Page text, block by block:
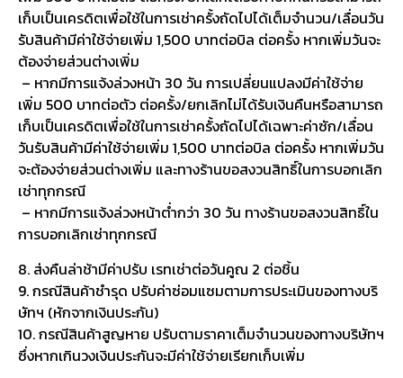
เก็บเป็นเครดิตเพื่อใช้ในการเช่าครั้งถัดไปได้เต็มจำนวน/เลื่อนวัน
รับสินค้ามีค่าใช้จ่ายเพิ่ม 1,500 บาทต่อบิล ต่อครั้ง หากเพิ่มวันจะ
ต้องจ่ายส่วนต่างเพิ่ม
– หากมีการแจ้งล่วงหน้า 30 วัน การเปลี่ยนแปลงมีค่าใช้จ่าย
เพิ่ม 500 บาทต่อตัว ต่อครั้ง/ยกเลิกไม่ได้รับเงินคืนหรือสามารถ
เก็บเป็นเครดิตเพื่อใช้ในการเช่าครั้งถัดไปได้เฉพาะค่าซัก/เลื่อน
วันรับสินค้ามีค่าใช้จ่ายเพิ่ม 1,500 บาทต่อบิล ต่อครั้ง หากเพิ่มวัน
จะต้องจ่ายส่วนต่างเพิ่ม และทางร้านขอสงวนสิทธิ์ในการบอกเลิก
เช่าทุกกรณี
– หากมีการแจ้งล่วงหน้าต่ำกว่า 30 วัน ทางร้านขอสงวนสิทธิ์ใน
การบอกเลิกเช่าทุกกรณี
8. ส่งคืนล่าช้ามีค่าปรับ เรทเช่าต่อวันคูณ 2 ต่อชิ้น
9. กรณีสินค้าชำรุด ปรับค่าซ่อมแซมตามการประเมินของทางบริ
ษัทฯ (หักจากเงินประกัน)
10. กรณีสินค้าสูญหาย ปรับตามราคาเต็มจำนวนของทางบริษัทฯ
ซึ่งหากเกินวงเงินประกันจะมีค่าใช้จ่ายเรียกเก็บเพิ่ม